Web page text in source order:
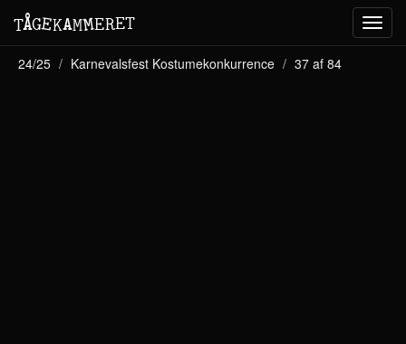
TÅGEKAMMERET
24/25 Karnevalsfest Kostumekonkurrence 37 af 84